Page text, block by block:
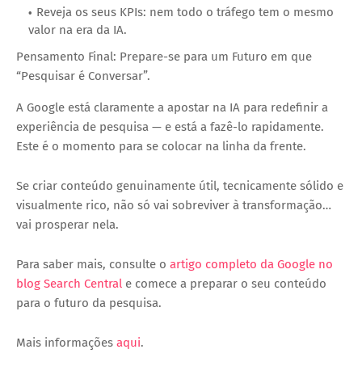
Reveja os seus KPIs: nem todo o tráfego tem o mesmo
valor na era da IA.
Pensamento Final: Prepare-se para um Futuro em que
“Pesquisar é Conversar”.
A Google está claramente a apostar na IA para redefinir a
experiência de pesquisa — e está a fazê-lo rapidamente.
Este é o momento para se colocar na linha da frente.
Se criar conteúdo genuinamente útil, tecnicamente sólido e
visualmente rico, não só vai sobreviver à transformação…
vai prosperar nela.
Para saber mais, consulte o artigo completo da Google no
blog Search Central e comece a preparar o seu conteúdo
para o futuro da pesquisa.
Mais informações aqui.